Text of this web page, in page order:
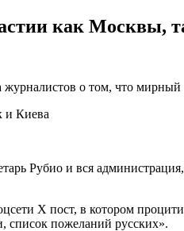
как Москвы,
о том, что мирный
Рубио и вся
X пост, в котором
список пожеланий русских».